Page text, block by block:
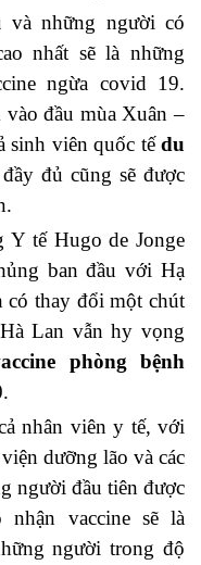
và những người có
nhất sẽ là những
ngừa covid 19.
đầu mùa Xuân –
sinh viên quốc tếdu
đủ cũng sẽ được
tế Hugo de Jonge
ban đầu với Hạ
có thay đổi một chút
Lan vẫn hy vọng
phòng bệnh
nhân viên y tế, với
dưỡng lão và các
người đầu tiên được
nhận vaccine sẽ là
người trong độ